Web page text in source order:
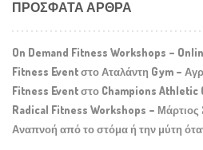
ΠΡΌΣΦΑΤΑ ΆΡΘΡΑ
On Demand Fitness Workshops –
Fitness Event στο Αταλάντη Gym –
Fitness Event στο Champions Athletic
Radical Fitness Workshops – Μάρτιος
Αναπνοή από το στόμα ή την μύτη